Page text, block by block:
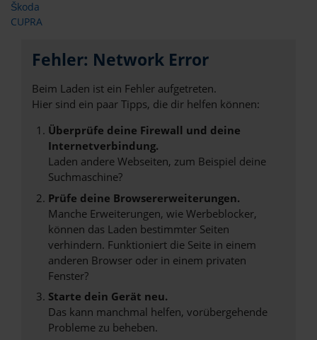
Škoda
CUPRA
Fehler: Network Error
Beim Laden ist ein Fehler aufgetreten.
Hier sind ein paar Tipps, die dir helfen können:
Überprüfe deine Firewall und deine
Internetverbindung.
Laden andere Webseiten, zum Beispiel deine
Suchmaschine?
Prüfe deine Browsererweiterungen.
Manche Erweiterungen, wie Werbeblocker,
können das Laden bestimmter Seiten
verhindern. Funktioniert die Seite in einem
anderen Browser oder in einem privaten
Fenster?
Starte dein Gerät neu.
Das kann manchmal helfen, vorübergehende
Probleme zu beheben.